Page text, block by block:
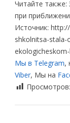
Читайте также:
при
Источник:
shkolnitsa-stala-
Мы в Telegram,
Viber, Мы на
Просмотров: